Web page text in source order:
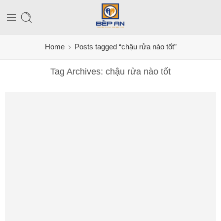
Home Posts tagged “chậu rửa nào tốt”
Tag Archives: chậu rửa nào tốt